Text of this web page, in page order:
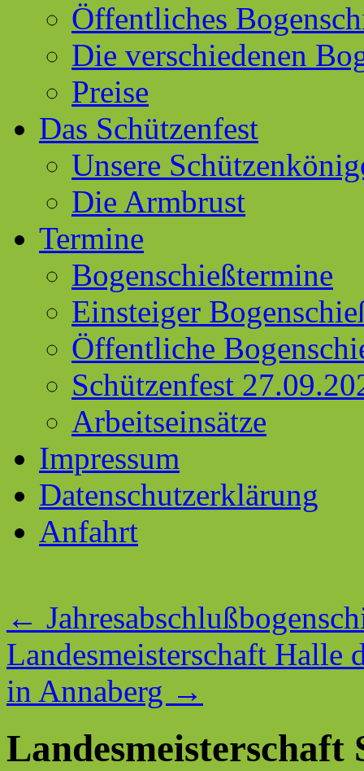
Öffentliches
Die verschiedenen
Preise
Das Schützenfest
Unsere
Die Armbrust
Termine
Bogenschießtermine
Einsteiger
Öffentliche
Schützenfest
Arbeitseinsätze
Impressum
Datenschutzerklärung
Anfahrt
←
Landesmeisterschaft Halle
in Annaberg →
Landesmeisterschaft